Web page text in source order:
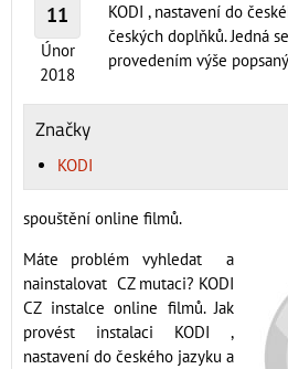
11
Únor
2018
Značky
KODI
KODI , nastavení do
českých doplňků. Jedná
provedením výše
spouštění online filmů.
Máte problém vyhledat a
nainstalovat CZ mutaci? KODI
CZ instalce online filmů. Jak
provést instalaci KODI ,
nastavení do českého jazyku a